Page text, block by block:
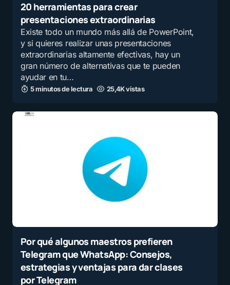
20 herramientas para crear
presentaciones extraordinarias
Existe todo un mundo más allá de PowerPoint,
y si quieres realizar unas presentaciones
extraordinarias altamente efectivas, hay un
gran número de alternativas que te pueden
ayudar en tu…
5 minutos de lectura 25,4K vistas
Por qué algunos maestros prefieren
Telegram que WhatsApp: Consejos,
estrategias y ventajas para dar clases
por Telegram